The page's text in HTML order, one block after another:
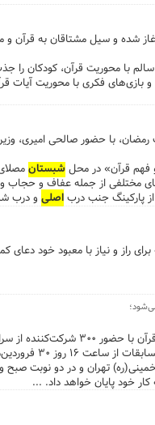
شده و سیل مشتاقان به قرآن و
با محوریت قرآن، کودکان
فکری با محوریت آیات
با سومین روز ماه مبارک رمضان، با حضور
فهم قرآن» در محل شبستان
بخش‌های مختلفی از جمله عفاف و
پارکینگ جنب درباصلی
راز و نیاز با معبود خود دعای
به گزارش روابط عمومی مصلای امام خمینی(ره)، سی و
خود پایان خواهد داد. ...